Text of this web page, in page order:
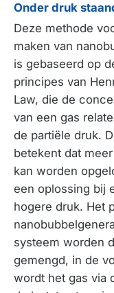
Onder druk
Deze methode
maken van
is gebaseerd op
principes van
Law, die de
van een gas
de partiële druk.
betekent dat
kan worden
een oplossing bij
hogere druk. Het
systeem worden
gemengd, in de
wordt het gas via